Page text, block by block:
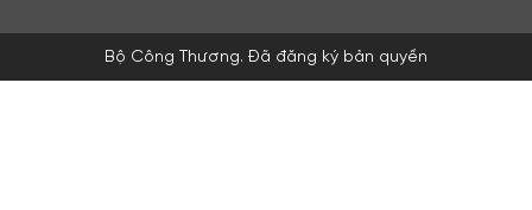
Bộ Công Thương. Đã đăng ký bản quyền